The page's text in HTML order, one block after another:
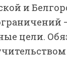
и
цели.